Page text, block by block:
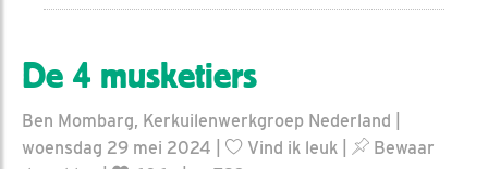
De 4 musketiers
Ben Mombarg, Kerkuilenwerkgroep Nederland |
woensdag 29 mei 2024 |
Vind ik leuk
Bewaar